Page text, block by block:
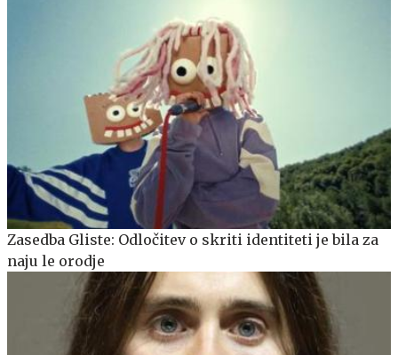
Zasedba Gliste: Odločitev o skriti identiteti je bila za
naju le orodje